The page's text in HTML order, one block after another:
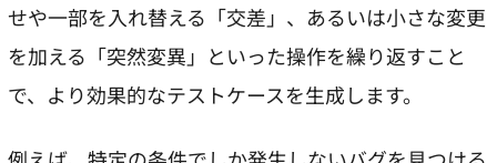
せや一部を入れ替える「交差」、あるいは小さな変更
を加える「突然変異」といった操作を繰り返すこと
で、より効果的なテストケースを生成します。